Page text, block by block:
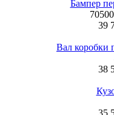
Бампер
39
Вал коробки
38